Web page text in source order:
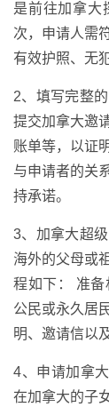
是前往加拿大
次，申请人需
有效护照、无
2、填写完整
提交加拿大邀
账单等，以证
与申请者的关
持承诺。
3、加拿大超
海外的父母或
程如下： 准
公民或永久居
明、邀请信以
4、申请加拿
在加拿大的子